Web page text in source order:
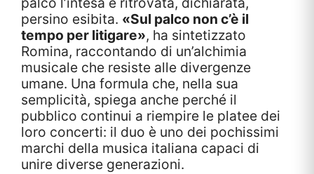
persino esibita. «Sul palco non c’è il
tempo per litigare», ha sintetizzato
Romina, raccontando di un’alchimia
musicale che resiste alle divergenze
umane. Una formula che, nella sua
semplicità, spiega anche perché il
pubblico continui a riempire le platee dei
loro concerti: il duo è uno dei pochissimi
marchi della musica italiana capaci di
unire diverse generazioni.